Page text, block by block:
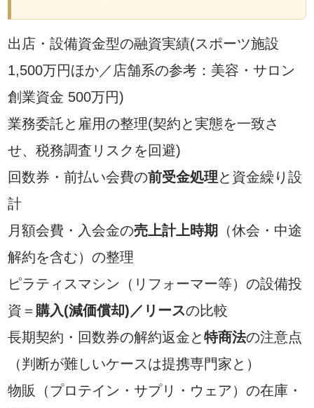
出店・設備資金型の融資実績(スポーツ施設
1,500万円ほか／店舗系の参考：美容・サロン
創業資金 500万円)
業務委託と雇用の整理(契約と実態を一致さ
せ、税務調査リスクを回避)
回数券・前払い会費の前受金処理と資金繰り設
計
月額会費・入会金の売上計上時期
（休会・中途
解約を含む）の整理
ピラティスマシン（リフォーマー等）の設備投
資＝ 購入(減価償却)／リースの比較
長期契約・回数券の解約返金と特商法の注意点
（判断が難しいケースは提携専門家と）
物販（プロテイン・サプリ・ウェア）の在庫・